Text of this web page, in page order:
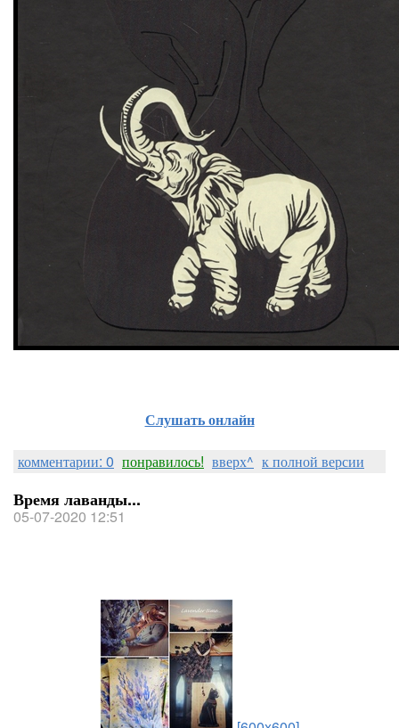
Слушать онлайн
комментарии: 0 понравилось! вверх^ к полной версии
Время лаванды...
05-07-2020 12:51